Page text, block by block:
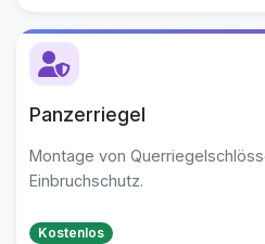
Panzerriegel
Montage von
Einbruchschutz.
Kostenlos